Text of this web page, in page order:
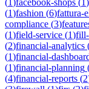
(1)fashion (6)fattura-
compliance (3)
(1)field-service (1)
(2)financial-analytics
(1)financial-
(1)financial-planning
(4)financial-reports (2